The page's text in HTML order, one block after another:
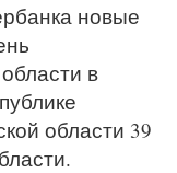
новые
в
области 39